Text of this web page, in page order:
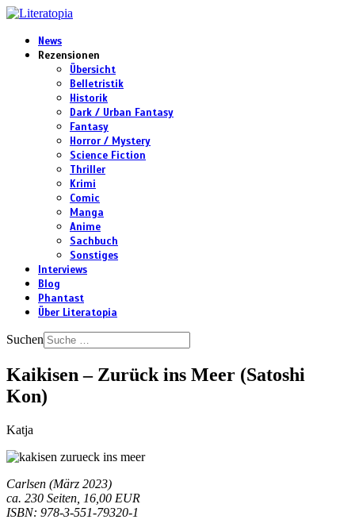
News
Rezensionen
Übersicht
Belletristik
Historik
Dark / Urban Fantasy
Fantasy
Horror / Mystery
Science Fiction
Thriller
Krimi
Comic
Manga
Anime
Sachbuch
Sonstiges
Interviews
Blog
Phantast
Über Literatopia
Suchen
Kaikisen – Zurück ins Meer (Satoshi
Kon)
Katja
Carlsen (März 2023)
ca. 230 Seiten, 16,00 EUR
ISBN: 978-3-551-79320-1